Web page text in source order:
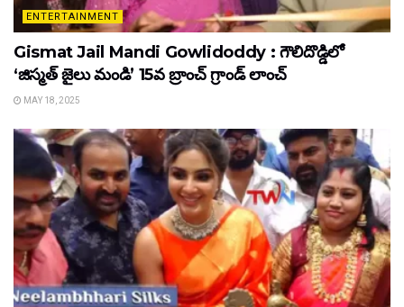
ENTERTAINMENT
Gismat Jail Mandi Gowlidoddy : గౌలిదొడ్డిలో
‘జిస్మత్ జైలు మండి’ 15వ బ్రాంచ్ గ్రాండ్ లాంచ్
MAY 18, 2025